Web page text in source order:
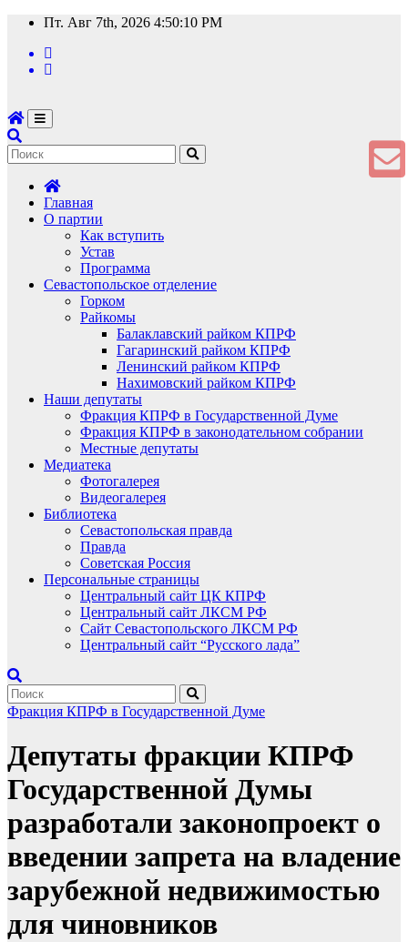
Перейти
содержимому
Пт. Авг 7th, 2026 4:50:10 PM
Главная
О партии
Как вступить
Устав
Программа
Севастопольское отделение
Горком
Райкомы
Балаклавский райком КПРФ
Гагаринский райком КПРФ
Ленинский райком КПРФ
Нахимовский райком КПРФ
Наши депутаты
Фракция КПРФ в Государственной Думе
Фракция КПРФ в законодательном собрании
Местные депутаты
Медиатека
Фотогалерея
Видеогалерея
Библиотека
Севастопольская правда
Правда
Советская Россия
Персональные страницы
Центральный сайт ЦК КПРФ
Центральный сайт ЛКСМ РФ
Сайт Севастопольского ЛКСМ РФ
Центральный сайт “Русского лада”
Фракция КПРФ в Государственной Думе
Депутаты фракции КПРФ
Государственной Думы
разработали законопроект о
введении запрета на владение
зарубежной недвижимостью
для чиновников